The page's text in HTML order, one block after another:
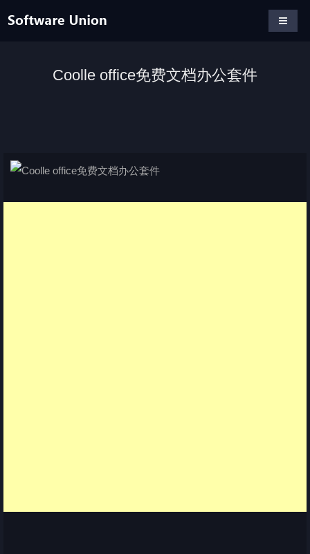
Coolle office免费文档办公套件